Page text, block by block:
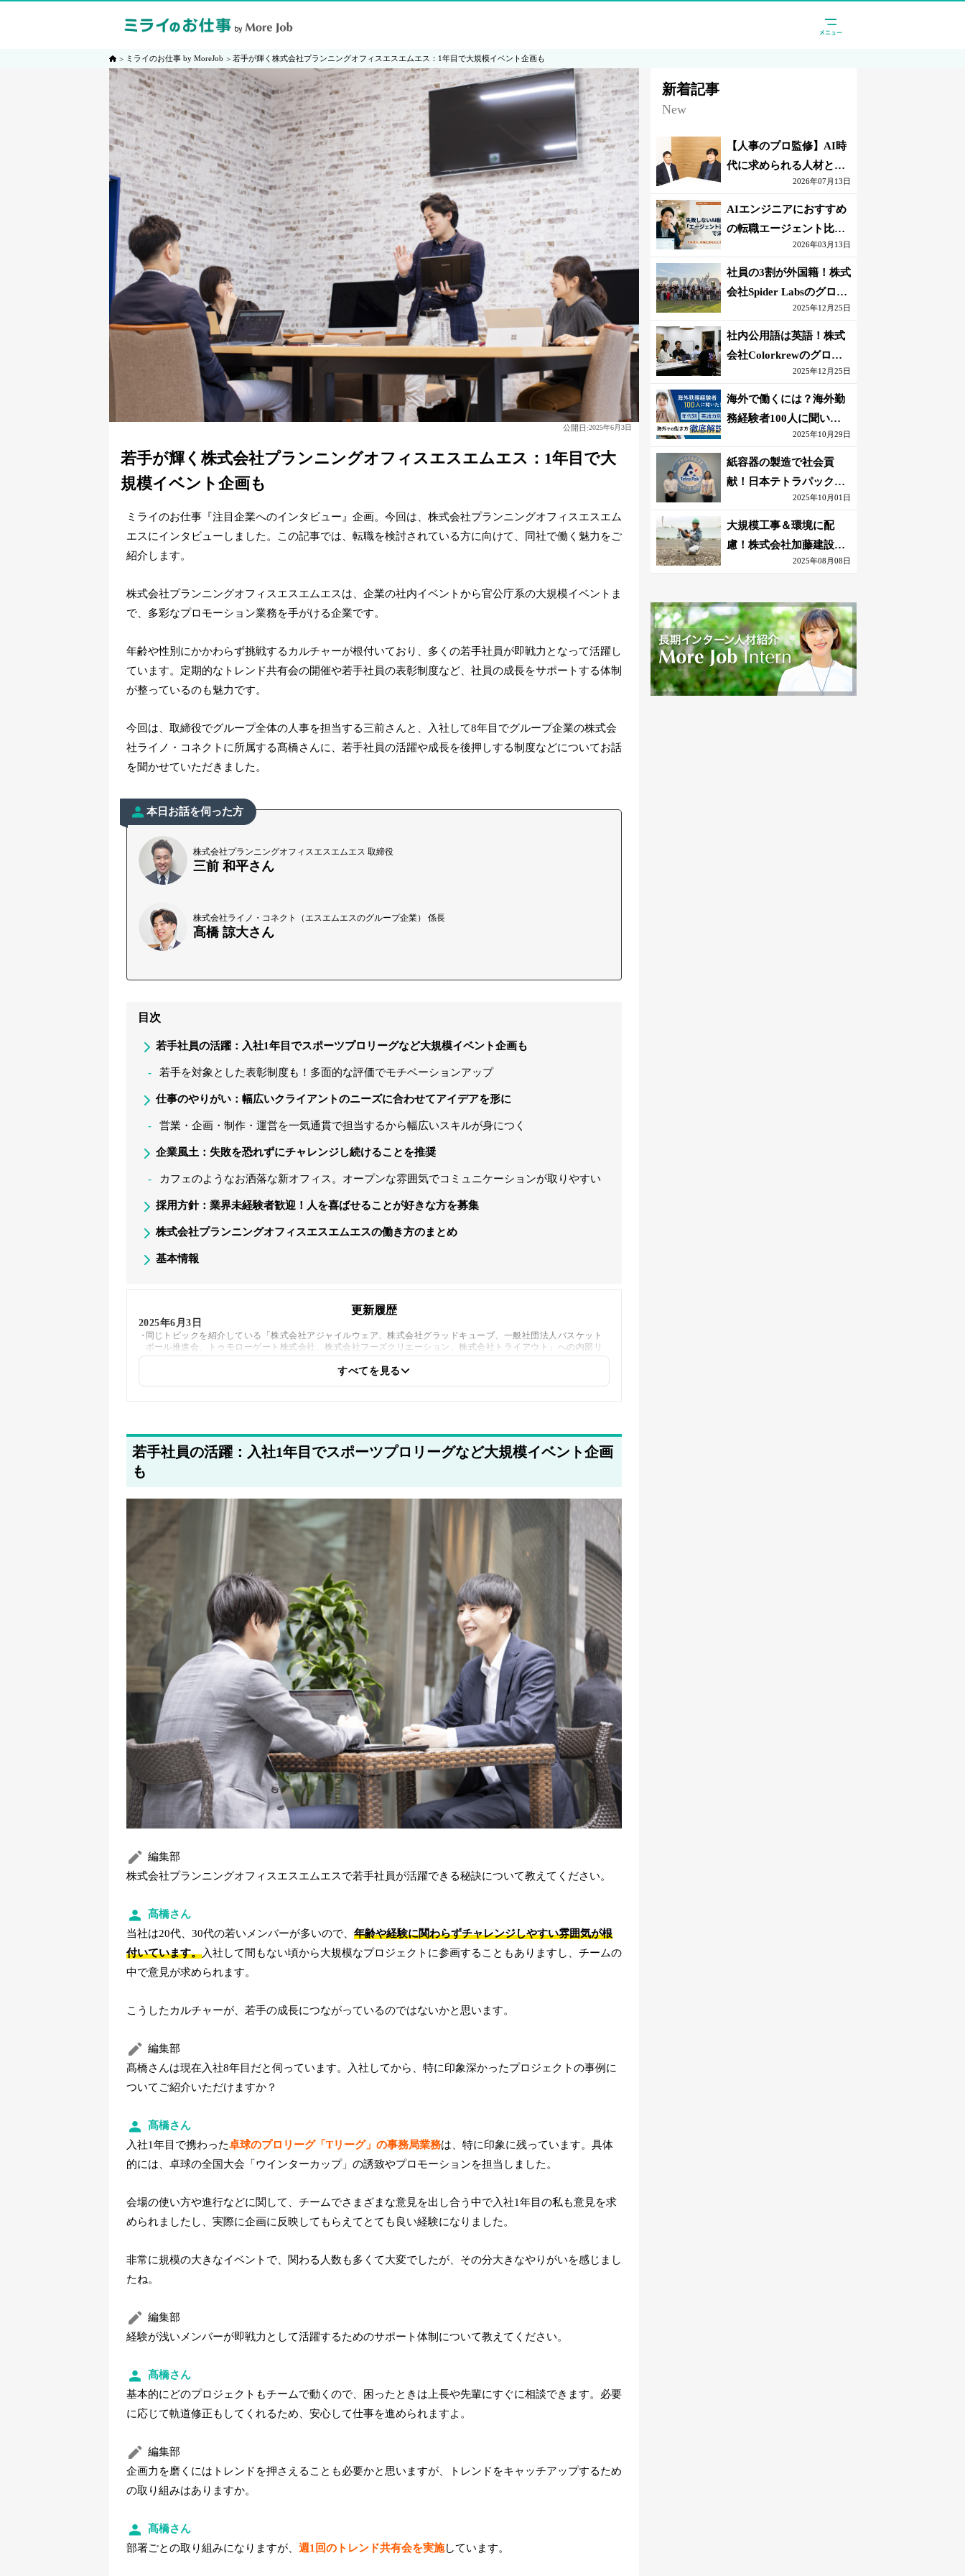
ミライのお仕事 by MoreJob 若手が輝く株式会社プランニングオフィスエスエムエス：1年目で大規模イベント企画も
公開日:2025年6月3日
若手が輝く株式会社プランニングオフィスエスエムエス：1年目で大
規模イベント企画も
ミライのお仕事『注目企業へのインタビュー』企画。今回は、株式会社プランニングオフィスエスエム
エスにインタビューしました。この記事では、転職を検討されている方に向けて、同社で働く魅力をご
紹介します。
株式会社プランニングオフィスエスエムエスは、企業の社内イベントから官公庁系の大規模イベントま
で、多彩なプロモーション業務を手がける企業です。
年齢や性別にかかわらず挑戦するカルチャーが根付いており、多くの若手社員が即戦力となって活躍し
ています。定期的なトレンド共有会の開催や若手社員の表彰制度など、社員の成長をサポートする体制
が整っているのも魅力です。
今回は、取締役でグループ全体の人事を担当する三前さんと、入社して8年目でグループ企業の株式会
社ライノ・コネクトに所属する髙橋さんに、若手社員の活躍や成長を後押しする制度などについてお話
を聞かせていただきました。
本日お話を伺った方
株式会社プランニングオフィスエスエムエス 取締役
三前 和平さん
株式会社ライノ・コネクト（エスエムエスのグループ企業） 係長
髙橋 諒大さん
目次
若手社員の活躍：入社1年目でスポーツプロリーグなど大規模イベント企画も
若手を対象とした表彰制度も！多面的な評価でモチベーションアップ
仕事のやりがい：幅広いクライアントのニーズに合わせてアイデアを形に
営業・企画・制作・運営を一気通貫で担当するから幅広いスキルが身につく
企業風土：失敗を恐れずにチャレンジし続けることを推奨
カフェのようなお洒落な新オフィス。オープンな雰囲気でコミュニケーションが取りやすい
採用方針：業界未経験者歓迎！人を喜ばせることが好きな方を募集
株式会社プランニングオフィスエスエムエスの働き方のまとめ
基本情報
更新履歴
2025年6月3日
同じトピックを紹介している「株式会社アジャイルウェア、株式会社グラッドキューブ、一般社団法人バスケット
ボール推進会、トゥモローゲート株式会社、株式会社フーズクリエーション、株式会社トライアウト」への内部リ
ンクを追加しました
すべてを見る
若手社員の活躍：入社1年目でスポーツプロリーグなど大規模イベント企画
も
編集部
株式会社プランニングオフィスエスエムエスで若手社員が活躍できる秘訣について教えてください。
髙橋さん
当社は20代、30代の若いメンバーが多いので、 年齢や経験に関わらずチャレンジしやすい雰囲気が根
付いています。入社して間もない頃から大規模なプロジェクトに参画することもありますし、チームの
中で意見が求められます。
こうしたカルチャーが、若手の成長につながっているのではないかと思います。
編集部
髙橋さんは現在入社8年目だと伺っています。入社してから、特に印象深かったプロジェクトの事例に
ついてご紹介いただけますか？
髙橋さん
入社1年目で携わった卓球のプロリーグ「Tリーグ」の事務局業務は、特に印象に残っています。具体
的には、卓球の全国大会「ウインターカップ」の誘致やプロモーションを担当しました。
会場の使い方や進行などに関して、チームでさまざまな意見を出し合う中で入社1年目の私も意見を求
められましたし、実際に企画に反映してもらえてとても良い経験になりました。
非常に規模の大きなイベントで、関わる人数も多くて大変でしたが、その分大きなやりがいを感じまし
たね。
編集部
経験が浅いメンバーが即戦力として活躍するためのサポート体制について教えてください。
髙橋さん
基本的にどのプロジェクトもチームで動くので、困ったときは上長や先輩にすぐに相談できます。必要
に応じて軌道修正もしてくれるため、安心して仕事を進められますよ。
編集部
企画力を磨くにはトレンドを押さえることも必要かと思いますが、トレンドをキャッチアップするため
の取り組みはありますか。
髙橋さん
部署ごとの取り組みになりますが、 週1回のトレンド共有会を実施しています。
新着記事
New
【人事のプロ監修】AI時
代に求められる人材と
は？「代替されない人」
の条件
2026年07月13日
AIエンジニアにおすすめ
の転職エージェント比較
｜失敗しない選び方【採
点表つき】
2026年03月13日
社員の3割が外国籍！株式
会社Spider Labsのグロー
2025年12月25日
社内公用語は英語！株式
会社Colorkrewのグロー
バルかつ若手が輝く環境
2025年12月25日
海外で働くには？海外勤
務経験者100人に聞いた
おすすめ職種｜英語話せ
ないOK求人はある？
2025年10月29日
紙容器の製造で社会貢
献！日本テトラパック株
式会社のグローバルな環
境
2025年10月01日
大規模工事＆環境に配
慮！株式会社加藤建設の
若手が語る現場監督の働
2025年08月08日